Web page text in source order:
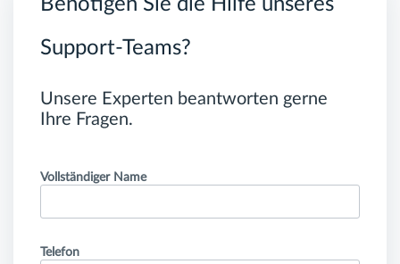
Benötigen Sie die Hilfe unseres
Support-Teams?
Unsere Experten beantworten gerne
Ihre Fragen.
Vollständiger Name
Telefon